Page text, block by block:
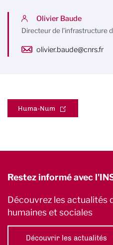
Olivier Baude
Directeur de l'infrastructure
olivier.baude@cnrs.fr
Huma-Num
Restez informé avec
Découvrez les actualités
humaines et sociales
Découvrir les actualités